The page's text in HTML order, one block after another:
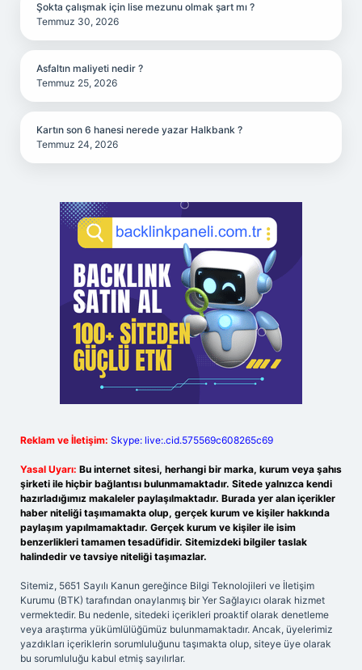
Şokta çalışmak için lise mezunu olmak şart mı ?
Temmuz 30, 2026
Asfaltın maliyeti nedir ?
Temmuz 25, 2026
Kartın son 6 hanesi nerede yazar Halkbank ?
Temmuz 24, 2026
Reklam ve İletişim: Skype: live:.cid.575569c608265c69
Yasal Uyarı: Bu internet sitesi, herhangi bir marka, kurum veya şahıs
şirketi ile hiçbir bağlantısı bulunmamaktadır. Sitede yalnızca kendi
hazırladığımız makaleler paylaşılmaktadır. Burada yer alan içerikler
haber niteliği taşımamakta olup, gerçek kurum ve kişiler hakkında
paylaşım yapılmamaktadır. Gerçek kurum ve kişiler ile isim
benzerlikleri tamamen tesadüfidir. Sitemizdeki bilgiler taslak
halindedir ve tavsiye niteliği taşımazlar.
Sitemiz, 5651 Sayılı Kanun gereğince Bilgi Teknolojileri ve İletişim
Kurumu (BTK) tarafından onaylanmış bir Yer Sağlayıcı olarak hizmet
vermektedir. Bu nedenle, sitedeki içerikleri proaktif olarak denetleme
veya araştırma yükümlülüğümüz bulunmamaktadır. Ancak, üyelerimiz
yazdıkları içeriklerin sorumluluğunu taşımakta olup, siteye üye olarak
bu sorumluluğu kabul etmiş sayılırlar.